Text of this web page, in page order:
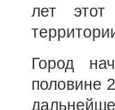
лет этот
Город
половине